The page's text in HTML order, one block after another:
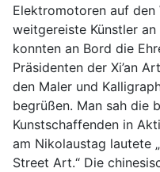
Elektromotoren auf den
weitgereiste Künstler
konnten an Bord die
Präsidenten der Xi’an
den Maler und
begrüßen. Man sah die
Kunstschaffenden in
am Nikolaustag lautete
Street Art.“ Die